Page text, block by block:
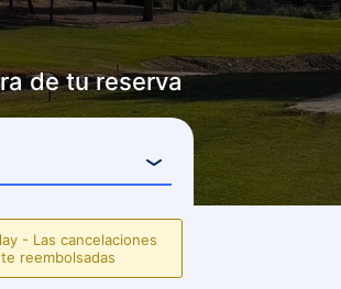
de tu reserva
- Las cancelaciones
reembolsadas